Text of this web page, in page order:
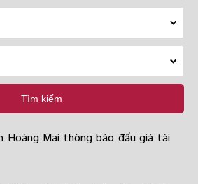
Tìm kiếm
Hoàng Mai thông báo đấu giá tài